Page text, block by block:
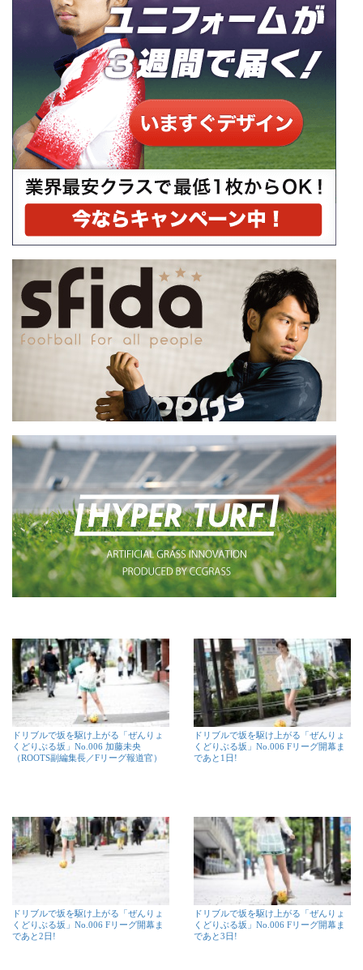
ドリブルで坂を駆け上がる「ぜんりょ
くどりぶる坂」No.006 加藤未央
（ROOTS副編集長／Fリーグ報道官）
ドリブルで坂を駆け上がる「ぜんりょ
くどりぶる坂」No.006 Fリーグ開幕ま
であと1日!
ドリブルで坂を駆け上がる「ぜんりょ
くどりぶる坂」No.006 Fリーグ開幕ま
であと2日!
ドリブルで坂を駆け上がる「ぜんりょ
くどりぶる坂」No.006 Fリーグ開幕ま
であと3日!